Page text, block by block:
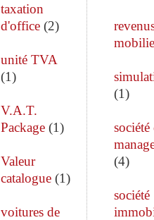
taxation
d'office(2)
unité TVA
(1)
V.A.T.
Package(1)
Valeur
catalogue(1)
voitures de
(1)
société
(4)
société